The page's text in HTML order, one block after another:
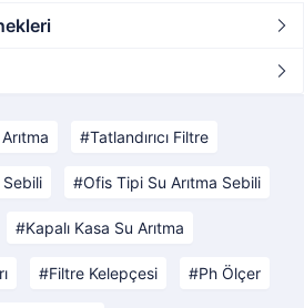
Tatlandırıcı Filtre
Sebili Ofis Tipi Su Arıtma Sebili
Kapalı Kasa Su Arıtma
Filtre Kelepçesi Ph Ölçer